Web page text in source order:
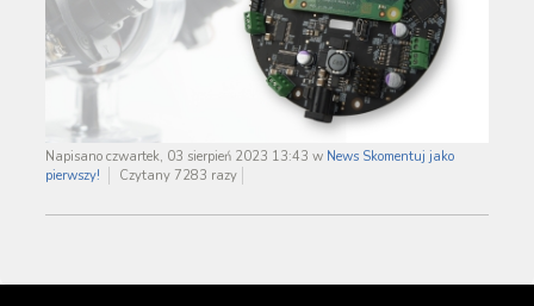
Napisano czwartek, 03 sierpień 2023 13:43 w News Skomentuj jako
pierwszy!
Czytany 7283 razy